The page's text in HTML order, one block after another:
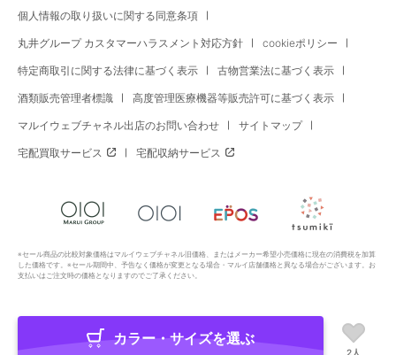
個人情報の取り扱いに関する同意条項
丸井グループ カスタマーハラスメント対応方針 cookieポリシー
特定商取引に関する法律に基づく表示 古物営業法に基づく表示
酒類販売管理者標識 高度管理医療機器等販売許可に基づく表示
マルイウェブチャネル出店のお問い合わせ サイトマップ
宅配買取サービス 宅配収納サービス
※セール商品の比較対象価格はマルイウェブチャネル旧価格、またはメーカー希望小売価格に現在の消費税を加算
した価格です。※セール期間中、予告なく価格が変更となる場合・マルイ店舗価格と異なる場合がございます。お
支払いはご注文時の価格となりますのでご了承ください。
Copyright All Rights Reserved. MARUI Co., Ltd
カラー・サイズを選ぶ
2人